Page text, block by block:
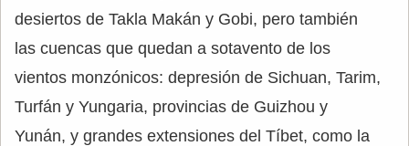
desiertos de Takla Makán y Gobi, pero también
las cuencas que quedan a sotavento de los
vientos monzónicos: depresión de Sichuan, Tarim,
Turfán y Yungaria, provincias de Guizhou y
Yunán, y grandes extensiones del Tíbet, como la